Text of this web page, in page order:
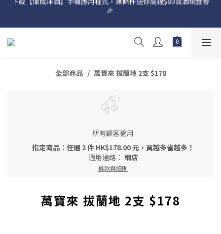
網店購滿 $500 即享免費送貨服務📦
🎉
網店購滿 $500 即享免費送貨服務📦
全部商品 萬寶來 拔蘭地 2支 $178
所有顧客適用
指定商品：任選 2 件 HK$178.00 元，買越多省越多！
適用通路： 網店
條款與細則
萬寶來 拔蘭地 2支 $178